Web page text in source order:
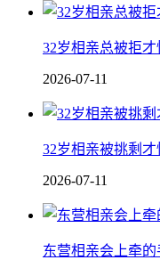
32岁相亲总被拒
2026-07-11
32岁相亲被挑剩
2026-07-11
东营相亲会上牵